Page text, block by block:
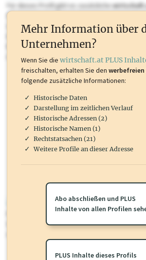
Für dieses Profil gibt es zusätzliche
Sie momentan nicht einsehen können. Schalten
oder loggen Sie sich ein um diese Inhalte zu
Marken, Patente, Rechtstatsachen, OTS-
mehr.
wirtschaft.at PLUS
Für dieses Profil gibt es zusätzliche
Sie momentan nicht einsehen können. Schalten
oder loggen Sie sich ein um diese Inhalte zu
Mehr Information über
Unternehmen?
Wenn Sie die wirtschaft.at PLUS
freischalten, erhalten Sie den werbefreien
folgende zusätzliche Informationen:
Historische Daten
Darstellung im zeitlichen Verlauf
Historische Adressen (2)
Historische Namen (1)
Rechtstatsachen (21)
Weitere Profile an dieser Adresse
Abo abschließen und PLUS
Inhalte von allen Profilen
PLUS Inhalte dieses Profils